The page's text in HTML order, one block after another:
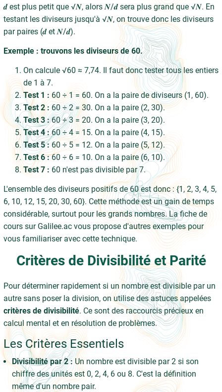
𝒅 est plus petit que √𝑵, alors 𝑵/𝒅 sera plus grand que √𝑵. En
testant les diviseurs jusqu'à √𝑵, on trouve donc les diviseurs
par paires (𝒅 et 𝑵/𝒅).
Exemple : trouvons les diviseurs de 60.
On calcule √60 ≈ 7,74. Il faut donc tester tous les entiers
de 1 à 7.
Test 1 :60 ÷ 1 = 60. On a la paire de diviseurs (1, 60).
Test 2 :60 ÷ 2 = 30. On a la paire (2, 30).
Test 3 :60 ÷ 3 = 20. On a la paire (3, 20).
Test 4 :60 ÷ 4 = 15. On a la paire (4, 15).
Test 5 :60 ÷ 5 = 12. On a la paire (5, 12).
Test 6 :60 ÷ 6 = 10. On a la paire (6, 10).
Test 7 : 60 n'est pas divisible par 7.
L'ensemble des diviseurs positifs de 60 est donc : {1, 2, 3, 4, 5,
6, 10, 12, 15, 20, 30, 60}. Cette méthode est un gain de temps
considérable, surtout pour les grands nombres. La fiche de
cours sur Galilee.ac vous propose d'autres exemples pour
vous familiariser avec cette technique.
Critères de Divisibilité et Parité
Pour déterminer rapidement si un nombre est divisible par un
autre sans poser la division, on utilise des astuces appelées
critères de divisibilité. Ce sont des raccourcis précieux en
calcul mental et en résolution de problèmes.
Les Critères Essentiels
Divisibilité par 2 :Un nombre est divisible par 2 si son
chiffre des unités est 0, 2, 4, 6 ou 8. C'est la définition
même d'un nombre pair.